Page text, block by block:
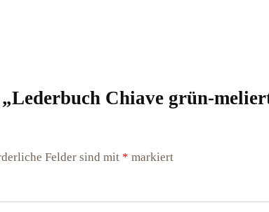
Chiave grün-
Felder sind mit * markiert